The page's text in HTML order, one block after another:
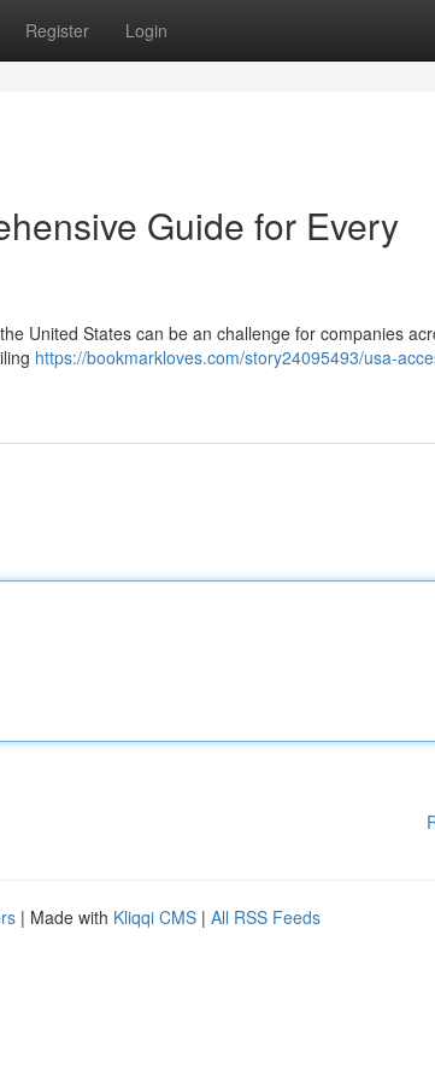
Register Login
Guide for Every
United States can be an challenge for companies
https://bookmarkloves.com/story24095493/usa-
| Made with Kliqqi CMS | All RSS Feeds